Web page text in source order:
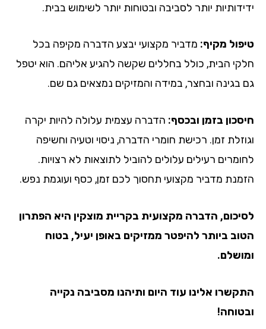
ידידותיות יותר לסביבה ובטוחות יותר לשימוש בבית.
טיפול מקיף: מדביר מקצועי יבצע הדברה מקיפה בכל
חלקי הבית, כולל בחללים שקשה להגיע אליהם. הוא יטפל
גם בגינה ובחצר, במידה והמזיקים נמצאים גם שם.
חיסכון בזמן ובכסף: הדברה עצמית עלולה להיות יקרה
וגוזלת זמן. רכישת חומרי הדברה, ניסוי וטעיה וחשיפה
לחומרים רעילים עלולים להוביל לתוצאות לא רצויות.
הזמנת מדביר מקצועי תחסוך לכם זמן, כסף ועוגמת נפש.
לסיכום, הדברה מקצועית בקריית מוצקין היא הפתרון
הטוב ביותר להיפטר ממזיקים באופן יעיל, בטוח
ומושלם.
התקשרו אלינו עוד היום ותיהנו מסביבה נקייה
ובטוחה!